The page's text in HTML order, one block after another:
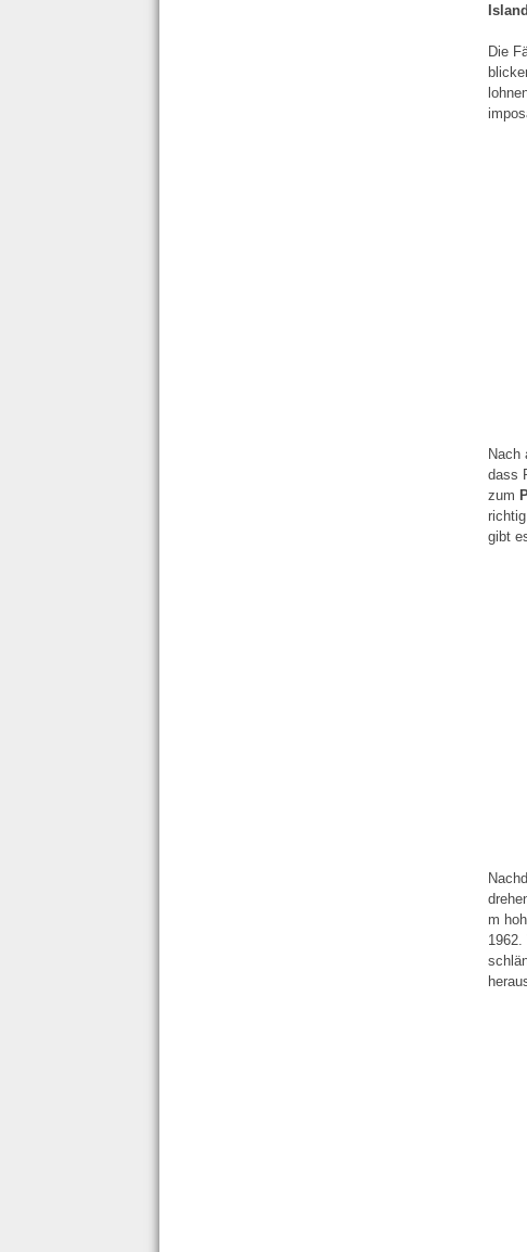
Island
Die
Nach
dass
zum
gibt
m